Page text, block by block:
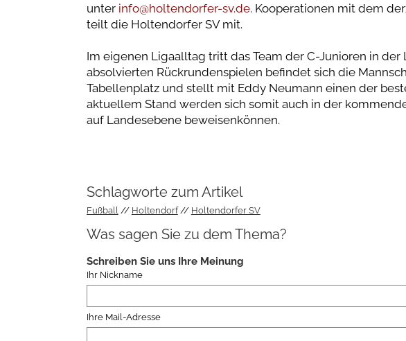
unter info@holtendorfer-sv.de. Kooperationen mit dem
teilt die Holtendorfer SV mit.
Im eigenen Ligaalltag tritt das Team der C-Junioren in der
absolvierten Rückrundenspielen befindet sich die
Tabellenplatz und stellt mit Eddy Neumann einen der
aktuellem Stand werden sich somit auch in der
auf Landesebene beweisenkönnen.
Schlagworte zum Artikel
Fußball Holtendorf Holtendorfer SV
Was sagen Sie zu dem Thema?
Schreiben Sie uns Ihre Meinung
Ihr Nickname
Ihre Mail-Adresse